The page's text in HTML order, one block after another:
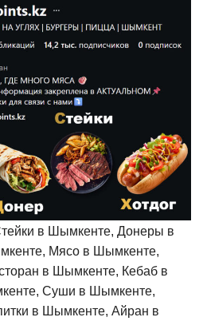
в Шымкенте, Донеры в
Мясо в Шымкенте,
в Шымкенте, Кебаб в
Суши в Шымкенте,
в Шымкенте, Айран в